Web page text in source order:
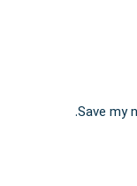
Save my